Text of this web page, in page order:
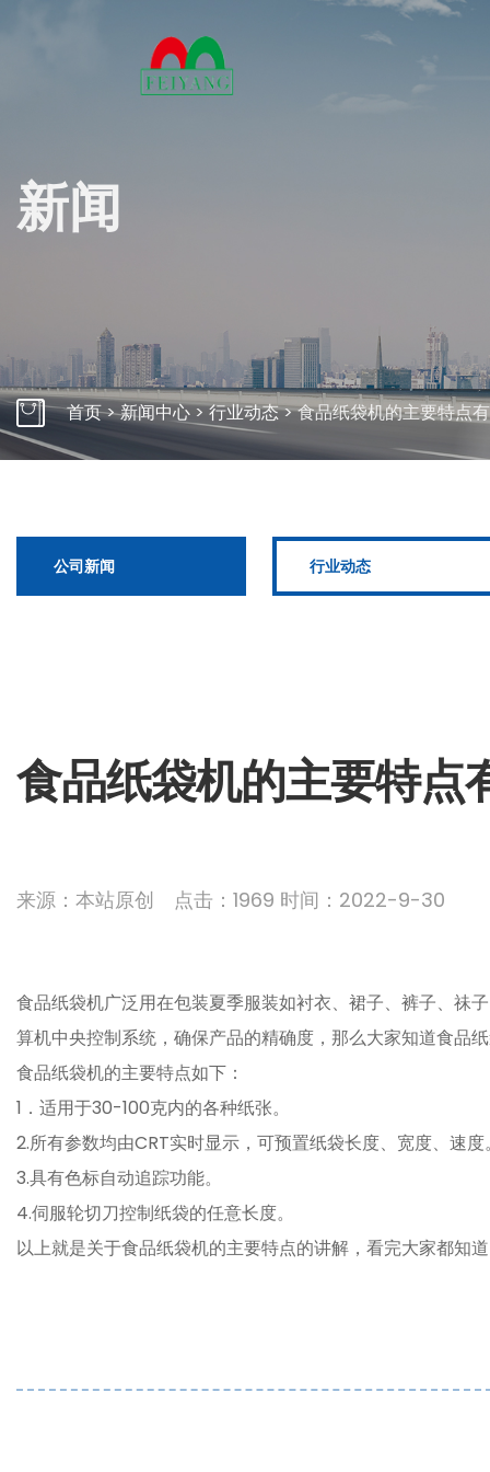
了解
自动束带机桌面式 自动束带
新闻
首页>新闻中心>行业动态>食品纸袋机的主要特点
公司新闻 行业动态
食品纸袋机的主要特点
来源：本站原创 点击：1969 时间：2022-9-30
食品纸袋机广泛用在包装夏季服装如衬衣、裙子、裤子、祙
算机中央控制系统，确保产品的精确度，那么大家知道食品
食品纸袋机的主要特点如下：
1．适用于30-100克内的各种纸张。
2.所有参数均由CRT实时显示，可预置纸袋长度、宽度、速度
3.具有色标自动追踪功能。
4.伺服轮切刀控制纸袋的任意长度。
以上就是关于食品纸袋机的主要特点的讲解，看完大家都知